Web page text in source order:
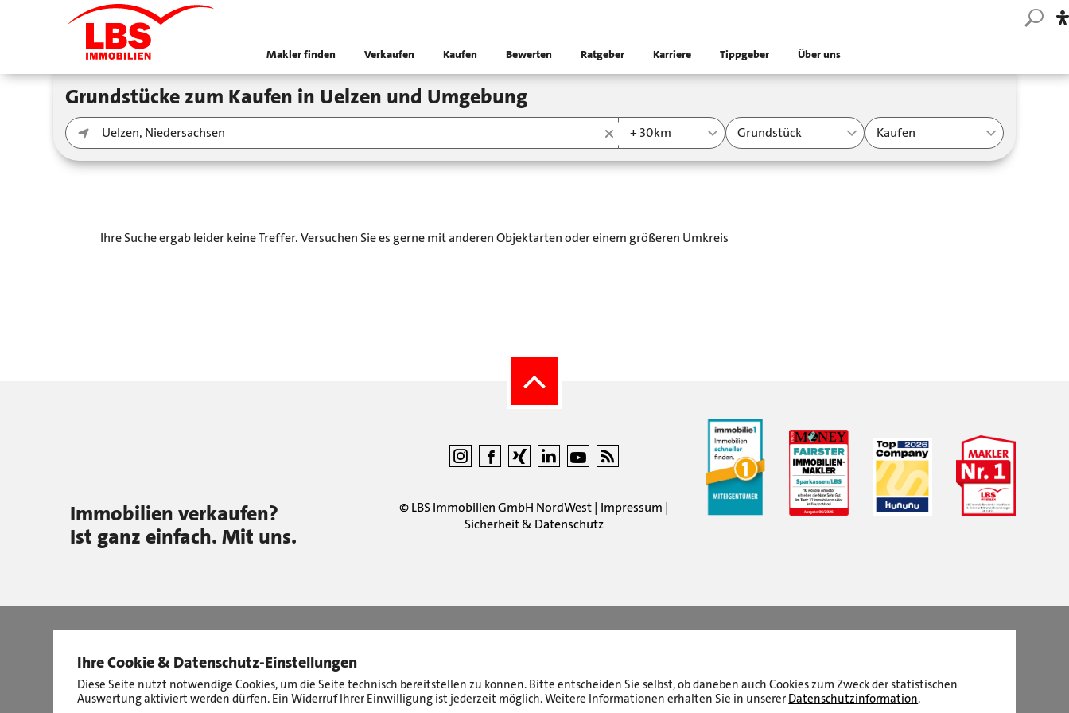
Makler finden Verkaufen Kaufen Bewerten Ratgeber Karriere Tippgeber Über uns
Grundstücke zum Kaufen in Uelzen und Umgebung
+ 30km Grundstück Kaufen
Ihre Suche ergab leider keine Treffer. Versuchen Sie es gerne mit anderen Objektarten oder einem größeren Umkreis
Immobilien verkaufen?
Ist ganz einfach. Mit uns.
©LBS Immobilien GmbH NordWest| Impressum |
Sicherheit & Datenschutz
Ihre Cookie & Datenschutz-Einstellungen
Diese Seite nutzt notwendige Cookies, um die Seite technisch bereitstellen zu können. Bitte entscheiden Sie selbst, ob daneben auch Cookies zum Zweck der statistischen
Auswertung aktiviert werden dürfen. Ein Widerruf Ihrer Einwilligung ist jederzeit möglich. Weitere Informationen erhalten Sie in unserer Datenschutzinformation.